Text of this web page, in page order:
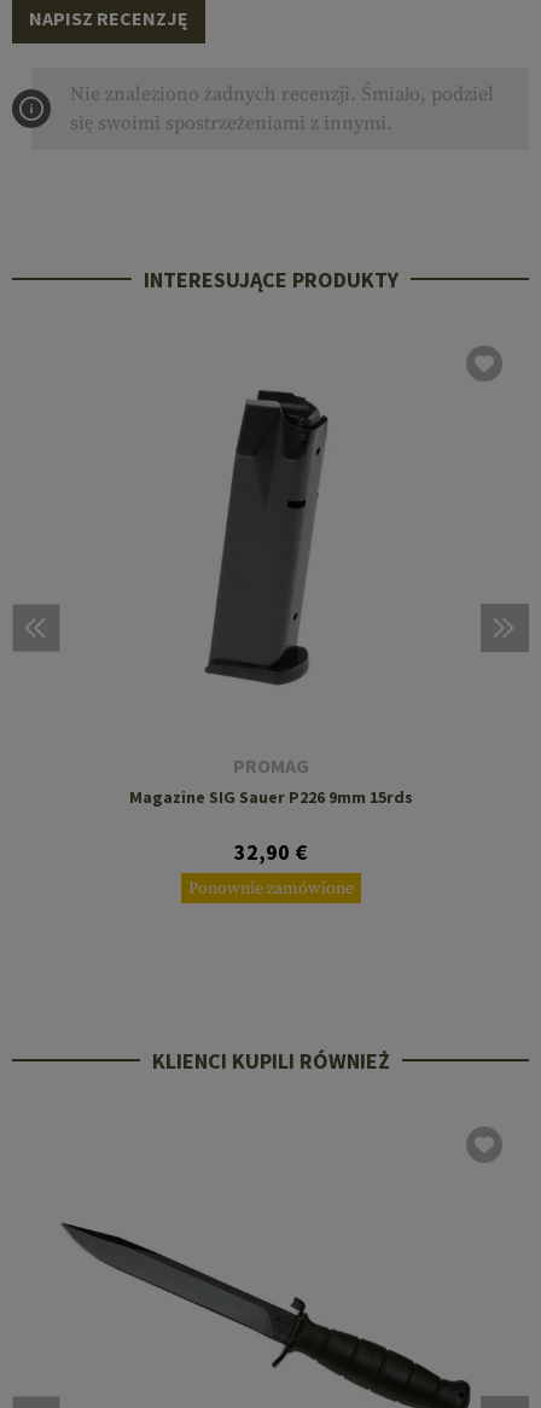
NAPISZ RECENZJĘ
Nie znaleziono żadnych recenzji. Śmiało, podziel
się swoimi spostrzeżeniami z innymi.
INTERESUJĄCE PRODUKTY
PROMAG
Magazine SIG Sauer P226 9mm 15rds
32,90 €
Ponownie zamówione
KLIENCI KUPILI RÓWNIEŻ